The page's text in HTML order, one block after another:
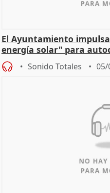
El Ayuntamiento
energía solar" para
Sonido Totales 05/